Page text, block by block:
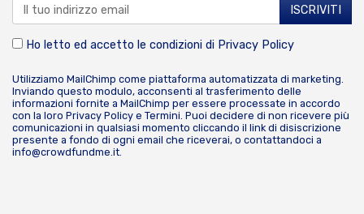
Ho letto ed accetto le condizioni di Privacy Policy
Utilizziamo MailChimp come piattaforma automatizzata di marketing.
Inviando questo modulo, acconsenti al trasferimento delle
informazioni fornite a MailChimp per essere processate in accordo
con la loro Privacy Policy e Termini. Puoi decidere di non ricevere più
comunicazioni in qualsiasi momento cliccando il link di disiscrizione
presente a fondo di ogni email che riceverai, o contattandoci a
info@crowdfundme.it.